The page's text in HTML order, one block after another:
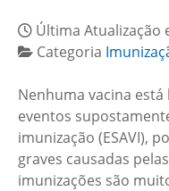
Última Atualização
Categoria
Nenhuma vacina
eventos
imunização (ESAVI),
graves causadas
imunizações são